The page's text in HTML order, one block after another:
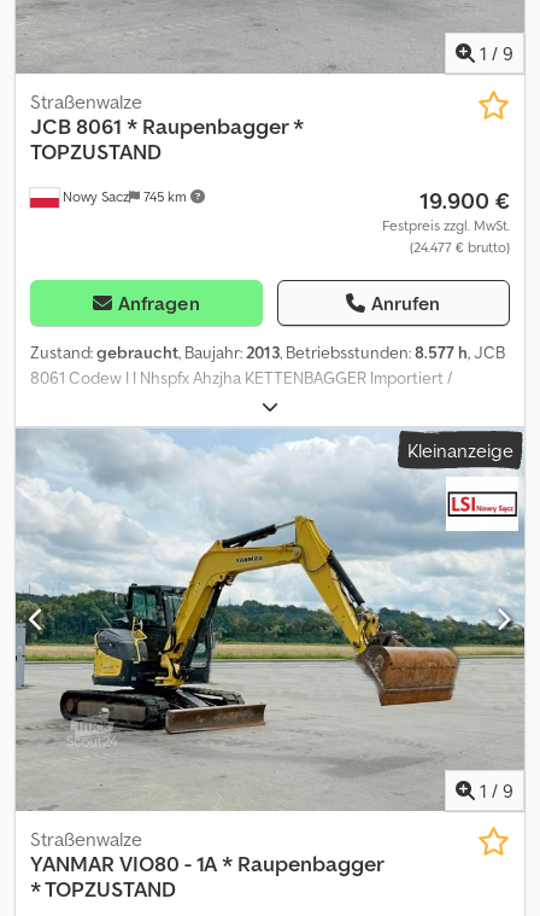
1 / 9
Nowy Sacz 745 km
Straßenwalze
JCB8061 * Raupenbagger *
TOPZUSTAND
19.900 €
Festpreis zzgl. MwSt.
(24.477 € brutto)
Anfragen Anrufen
Zustand:gebraucht, Baujahr:2013, Betriebsstunden:8.577 h, JCB
8061 Codew I I Nhspfx Ahzjha KETTENBAGGER Importiert /
Unfallfrei SEHR GUTER ZUSTAND! ? BAUJAHR: 2013 ?
BETRIEBSSTUNDEN: 8577 Std. AUSSTATTUNG: ? Radio ?
Klimaanlage ? Joystick-Steuerung ? Hydraulikleitung für
Schnellwechsler ? Hydraulikleitungen für
Hammer/Greifer/Schere ? Rückfahrkamera TEL.: * KUBA –
POLNISCH, ENGLISCH, DEUTSCH, ITALIENISCH * SEBASTIAN –
POLNISCH, DEUTSCH, ITALIENISCH, ???? * LASZLO – UNGARISCH
* COSTEL – RUMÄNISCH (Wir erledigen alle Exportformalitäten
inkl. Nummer auf Rumänisch) * RADEK – ?????
Kleinanzeige
1 / 9
Straßenwalze
YANMAR VIO80 - 1A * Raupenbagger
* TOPZUSTAND